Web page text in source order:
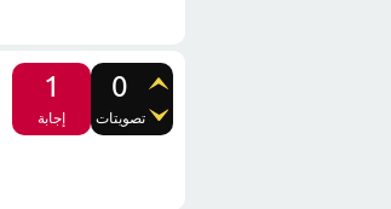
0
تصويتات
1
إجابة